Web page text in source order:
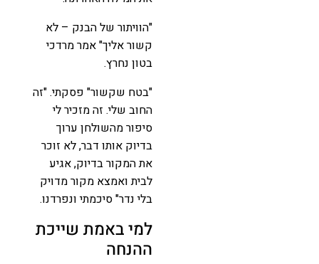
"הוויתור של הבנק – לא
קשור אליך" אמר מרדכי
בטון נחרץ.
"בטח שקשור" פסקתי. "זה
החוב שלי. זה מזכיר לי
סיפור מהשולחן ערוך
בדיוק אותו דבר, לא זוכר
את המקור בדיוק, אגיע
לבית ואמצא מקור מדויק
בלי נדר" סיכמתי ונפרדנו.
למי באמת שייכת
ההנחה